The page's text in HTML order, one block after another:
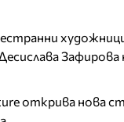
Зафирова
открива нова